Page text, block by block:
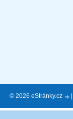
© 2026 eStránky.cz